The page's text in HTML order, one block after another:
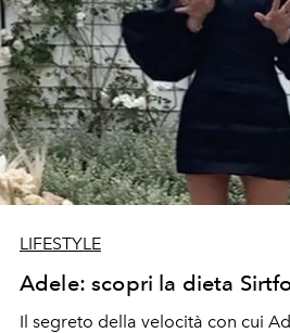
LIFESTYLE
Adele: scopri la dieta
Il segreto della velocità con cui